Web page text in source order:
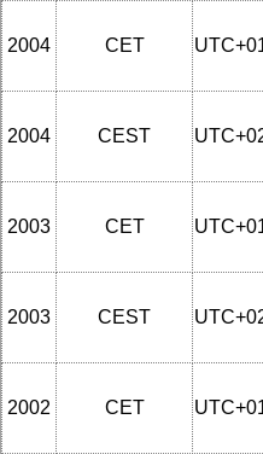
2004 CET
2004 CEST
2003 CET
2003 CEST
2002 CET